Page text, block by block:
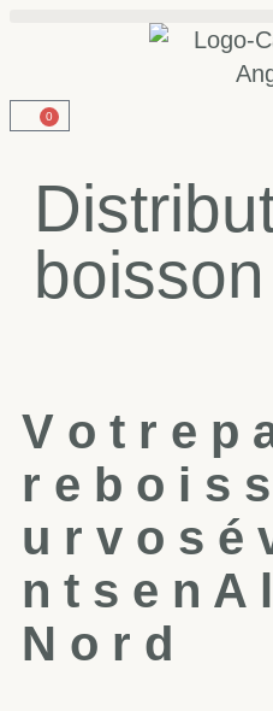
0
boisson
V o t r e p
r e b o i s s
u r v o s é
n t s e n A l
N o r d